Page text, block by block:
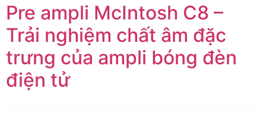
Pre ampli McIntosh C8 –
Trải nghiệm chất âm đặc
trưng của ampli bóng đèn
điện tử